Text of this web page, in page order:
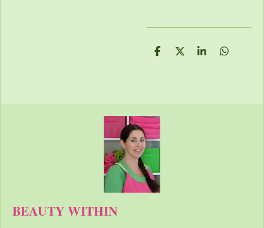
D
D
S
D
BEAUTY WITHIN